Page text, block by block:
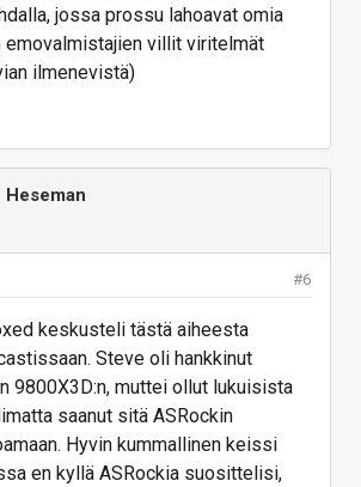
jossa prossu lahoavat omia
emovalmistajien villit viritelmät
ilmenevistä)
Heseman
#6
keskusteli tästä aiheesta
Steve oli hankkinut
9800X3D:n, muttei ollut lukuisista
saanut sitä ASRockin
Hyvin kummallinen keissi
en kyllä ASRockia suosittelisi,